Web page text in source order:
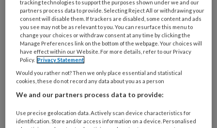
e-
mailadres?
* *
Kies
je
wachtwoord* *
Kies
je
functie
Bij
welke
werk
Untitled
tracking technologies to support the purposes shown under we and our
partners process data to provide. Selecting Reject All or withdrawing your
consent will disable them. If trackers are disabled, some content and ads
you see may not be as relevant to you. You can resurface this menu to
change your choices or withdraw consent at any time by clicking the
Manage Preferences link on the bottom of the webpage. Your choices will
have effect within our Website. For more details, refer to our Privacy
Policy. Privacy Statement
Would you rather not? Then we only place essential and statistical
cookies, these do not record any data about you as a person
We and our partners process data to provide:
Use precise geolocation data. Actively scan device characteristics for
identification. Store and/or access information on a device. Personalised